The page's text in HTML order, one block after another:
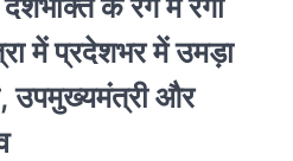
में प्रदेशभर में उमड़ा
उपमुख्यमंत्री और